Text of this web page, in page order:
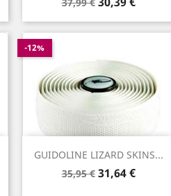
base
GUIDOLINE LIZARD SKINS...
Prix
35,95 €
-12%
Prix
31,64 €